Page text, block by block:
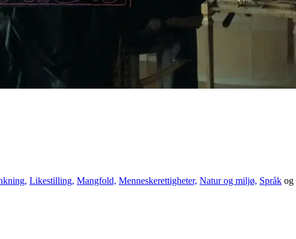
Likestilling, Mangfold, Menneskerettigheter, Natur og miljø, Språk og